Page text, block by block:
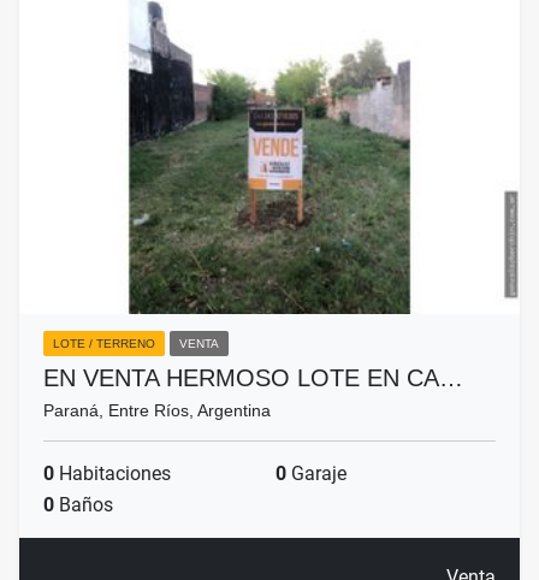
LOTE / TERRENO VENTA
EN VENTA HERMOSO LOTE EN CA…
Paraná, Entre Ríos, Argentina
0 Habitaciones 0 Garaje
0 Baños